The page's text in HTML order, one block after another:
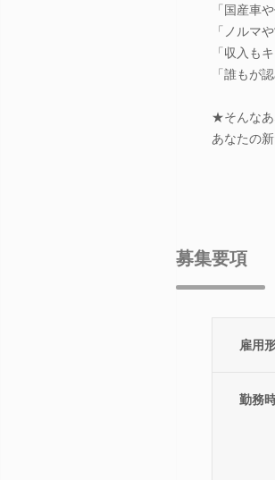
「国産車
「ノルマ
「収入も
「誰もが
★そんなあ
あなたの
募集要項
雇用
勤務